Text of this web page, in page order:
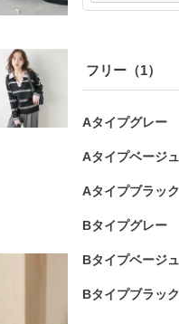
フリー（1）
Aタイプグレー
Aタイプベージュ
Aタイプブラック
Bタイプグレー
Bタイプベージュ
Bタイプブラック